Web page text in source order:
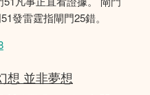
發雷霆指閘門25錯。
想 並非夢想